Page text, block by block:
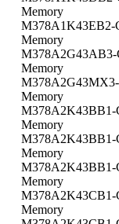
Memory
M378A1K43EB2-
Memory
M378A2G43AB3-
Memory
Memory
M378A2K43BB1-
Memory
M378A2K43BB1-
Memory
M378A2K43BB1-
Memory
M378A2K43CB1-
Memory